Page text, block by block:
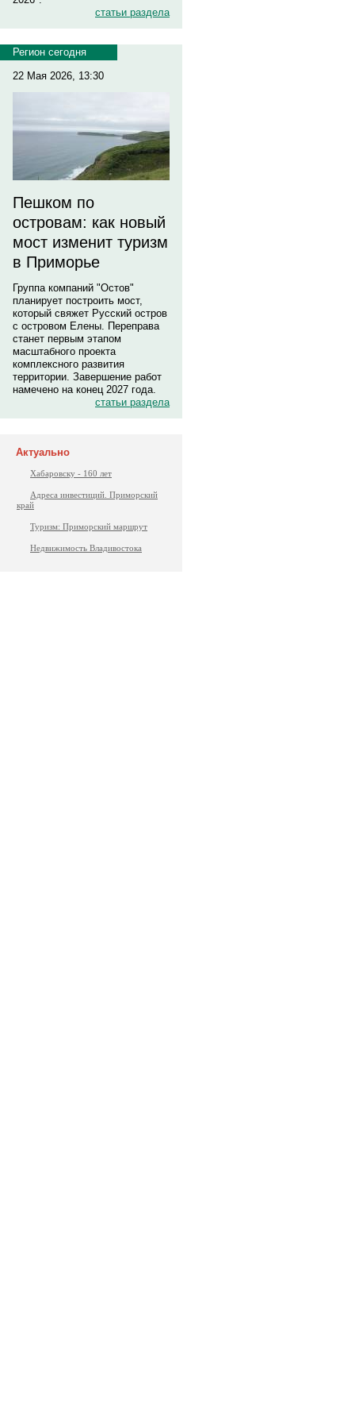
статьи раздела
Регион сегодня
22 Мая 2026, 13:30
Пешком по
островам: как новый
мост изменит туризм
в Приморье
Группа компаний "Остов"
планирует построить мост,
который свяжет Русский остров
с островом Елены. Переправа
станет первым этапом
масштабного проекта
комплексного развития
территории. Завершение работ
намечено на конец 2027 года.
статьи раздела
Актуально
Хабаровску - 160 лет
Адреса инвестиций. Приморский
край
Туризм: Приморский маршрут
Недвижимость Владивостока